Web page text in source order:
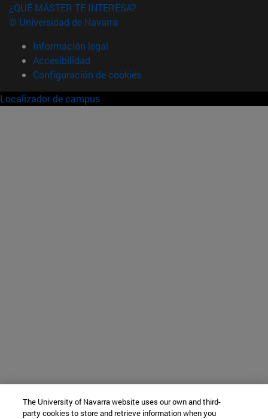
¿QUÉ MÁSTER TE INTERESA?
© Universidad de Navarra
Información legal
Accesibilidad
Configuración de cookies
Localizador de campus
The University of Navarra website uses our own and third-
party cookies to store and retrieve information when you